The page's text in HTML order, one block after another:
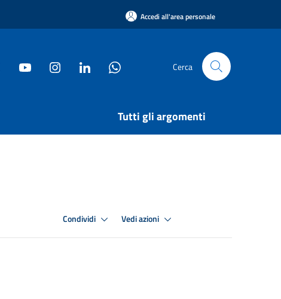
Accedi all'area personale
Cerca
Tutti gli argomenti
Condividi Vedi azioni